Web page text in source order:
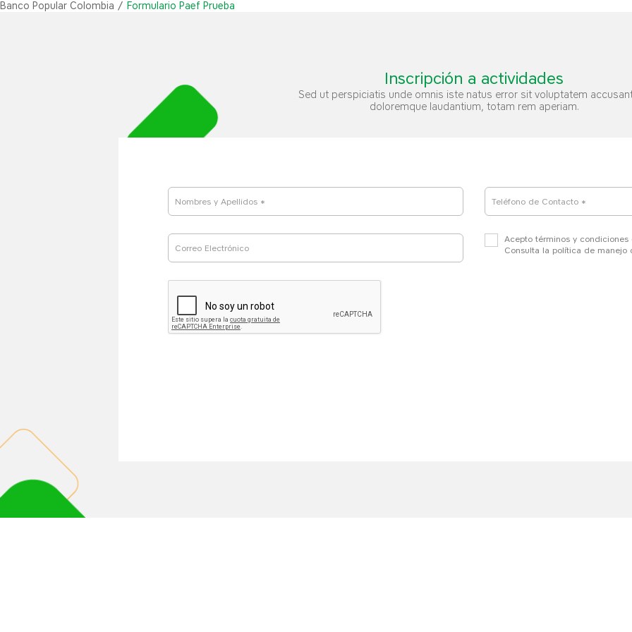
Banco Popular Colombia Formulario Paef Prueba
Inscripción a actividades
Sed ut perspiciatis unde omnis iste natus error sit voluptatem
doloremque laudantium, totam rem aperiam.
Nombres y Apellidos * Teléfono de Contacto *
Correo Electrónico
Acepto términos y
Consulta la política de manejo